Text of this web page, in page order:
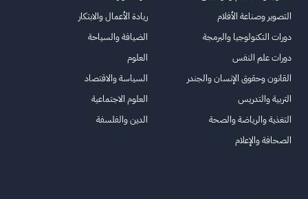
التصوير وصناعة الأفلام
دورات التكنولوجيا والبرمجة
دورات علم النفس
القانون وحقوق الإنسان والجندر
التربية والتدريس
التغذية والرياضة والصحة
الصحافة والإعلام
ريادة الأعمال والابتكار
الضيافة والسياحة
العلوم
السياسة والاقتصاد
العلوم الاجتماعية
الدين والفلسفة